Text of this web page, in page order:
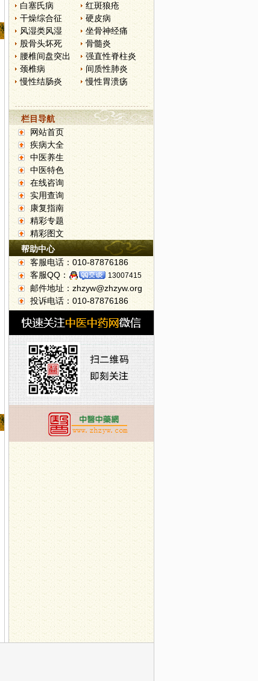
白塞氏病
红斑狼疮
干燥综合征
硬皮病
风湿类风湿
坐骨神经痛
股骨头坏死
骨髓炎
腰椎间盘突出
强直性脊柱炎
颈椎病
间质性肺炎
慢性结肠炎
慢性胃溃疡
栏目导航
网站首页
疾病大全
中医养生
中医特色
在线咨询
实用查询
康复指南
精彩专题
精彩图文
帮助中心
客服电话：010-87876186
客服QQ：
13007415
邮件地址：zhzyw@zhzyw.org
投诉电话：010-87876186